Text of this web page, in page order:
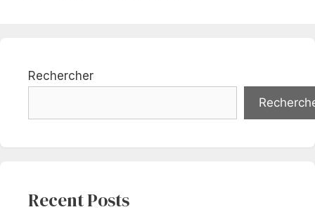
Rechercher
Recent Posts